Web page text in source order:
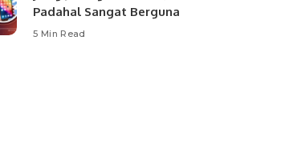
Padahal Sangat Berguna
5 Min Read